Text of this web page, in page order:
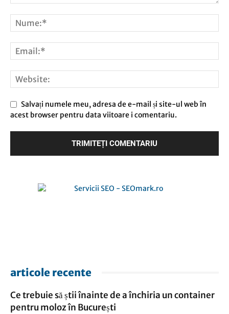
Salvați numele meu, adresa de e-mail și site-ul web în
acest browser pentru data viitoare i comentariu.
articole recente
Ce trebuie să știi înainte de a închiria un container
pentru moloz în București